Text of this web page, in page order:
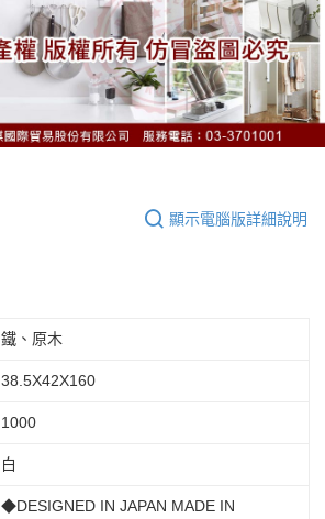
顯示電腦版詳細說明
鐵、原木
38.5X42X160
1000
白
◆DESIGNED IN JAPAN MADE IN